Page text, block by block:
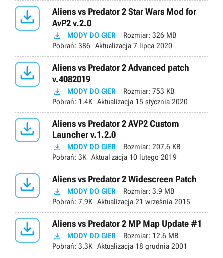

Aliens vs Predator 2 Star Wars Mod for
AvP2 v.2.0
 MODY DO GIER Rozmiar: 326 MB
Pobrań: 386 Aktualizacja 7 lipca 2020

Aliens vs Predator 2 Advanced patch
v.4082019
 MODY DO GIER Rozmiar: 753 KB
Pobrań: 1.4K Aktualizacja 15 stycznia 2020

Aliens vs Predator 2 AVP2 Custom
Launcher v.1.2.0
 MODY DO GIER Rozmiar: 207.6 KB
Pobrań: 3K Aktualizacja 10 lutego 2019
 Aliens vs Predator 2 Widescreen Patch
 MODY DO GIER Rozmiar: 3.9 MB
Pobrań: 7.9K Aktualizacja 21 września 2015
 Aliens vs Predator 2 MP Map Update #1
 MODY DO GIER Rozmiar: 12.6 MB
Pobrań: 3.3K Aktualizacja 18 grudnia 2001